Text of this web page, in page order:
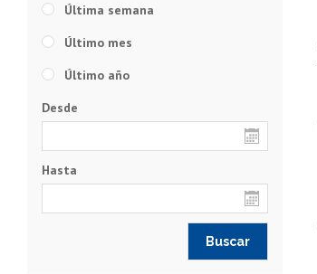
Última semana
Último mes
Último año
Desde
Hasta